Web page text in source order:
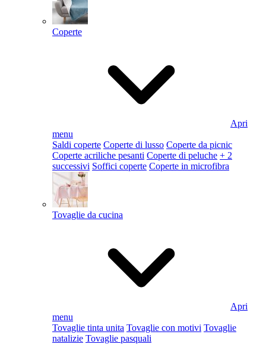
Coperte
Apri
menu
Saldi coperte Coperte di lusso Coperte da picnic
Coperte acriliche pesanti Coperte di peluche + 2
successivi Soffici coperte Coperte in microfibra
Tovaglie da cucina
Apri
menu
Tovaglie tinta unita Tovaglie con motivi Tovaglie
natalizie Tovaglie pasquali